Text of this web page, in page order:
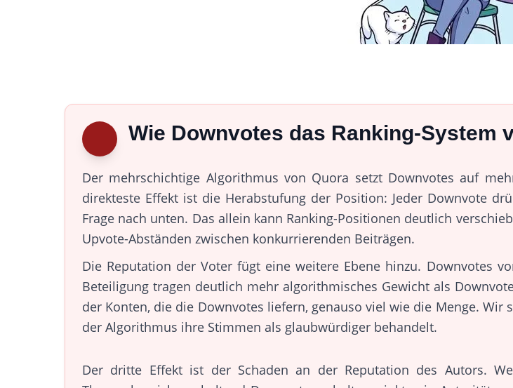
Wie Downvotes das Ranking-System
Der mehrschichtige Algorithmus von Quora setzt Downvotes auf
direkteste Effekt ist die Herabstufung der Position: Jeder Downvote
Frage nach unten. Das allein kann Ranking-Positionen deutlich
Upvote-Abständen zwischen konkurrierenden Beiträgen.
Die Reputation der Voter fügt eine weitere Ebene hinzu. Downvotes
Beteiligung tragen deutlich mehr algorithmisches Gewicht als
der Konten, die die Downvotes liefern, genauso viel wie die Menge.
der Algorithmus ihre Stimmen als glaubwürdiger behandelt.
Der dritte Effekt ist der Schaden an der Reputation des Autors.